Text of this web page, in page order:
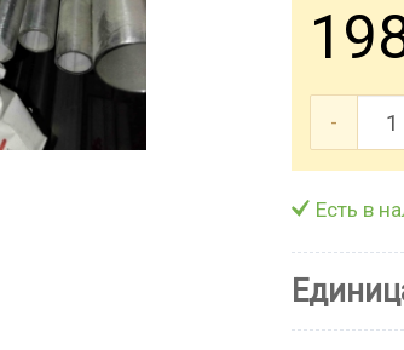
-
Есть в